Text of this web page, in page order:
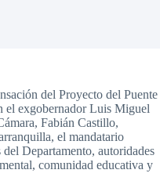
del Proyecto del Puente
el exgobernador Luis Miguel
Fabián Castillo,
el mandatario
Departamento, autoridades
comunidad educativa y